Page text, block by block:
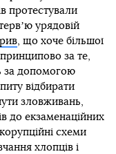
протестували
урядовій
, що хоче більшої
за те,
за допомогою
відбирати
зловживань,
до екзаменаційних
схеми
хлопців і